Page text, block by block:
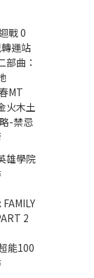
戰 0
運站
部曲：
MT
火木土
-禁忌
雄學院
FAMILY
2
能100